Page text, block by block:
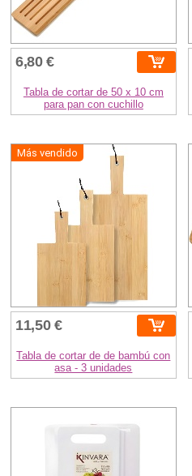
6,80 €
Tabla de cortar de 50 x 10 cm
para pan con cuchillo
Más vendido
11,50 €
Tabla de cortar de de bambú con
asa - 3 unidades